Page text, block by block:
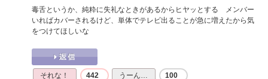
毒舌というか、純粋に失礼なときがあるからヒヤッとする メンバー
いればカバーされるけど、単体でテレビ出ることが急に増えたから気
をつけてほしいな
それな！ 442 うーん… 100